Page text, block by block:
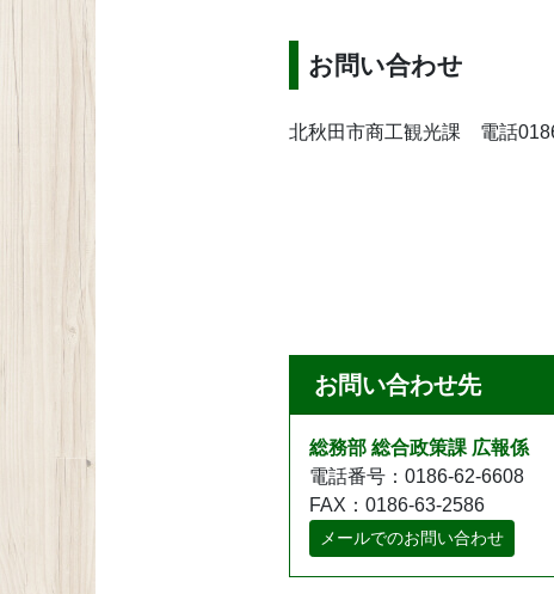
お問い合わせ
北秋田市商工観光課 電話
お問い合わせ先
総務部 総合政策課 広報係
電話番号：0186-62-6608
FAX：0186-63-2586
メールでのお問い合わせ